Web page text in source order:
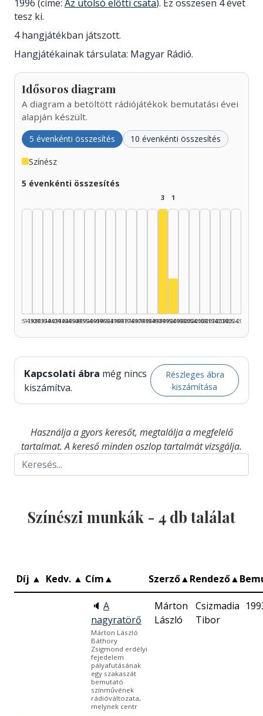
1996 (címe: Az utolsó előtti csata). Ez összesen 4 évet
tesz ki.
4 hangjátékban játszott.
Hangjátékainak társulata: Magyar Rádió.
Idősoros diagram
A diagram a betöltött rádiójátékok bemutatási évei
alapján készült.
5 évenkénti összesítés 10 évenkénti összesítés
Színész
5 évenkénti összesítés
1925–1929
1930–1934
1935–1939
1940–1944
1945–1949
1950–1954
1955–1959
1960–1964
1965–1969
1970–1974
1975–1979
1980–1984
1985–1989
3
1990–1994
1
1995–1999
2000–2004
2005–2009
2010–2014
2015–2019
2020–2024
2025–2026
Kapcsolati ábra még nincs
kiszámítva.
Részleges ábra
kiszámítása
Használja a gyors keresőt, megtalálja a megfelelő
tartalmat. A kereső minden oszlop tartalmát vizsgálja.
Színészi munkák - 4 db találat
Díj ▲ Kedv. ▲ Cím▲ Szerző▲Rendező▲
🔈 A
nagyratörő
Márton László
Báthory
Zsigmond erdélyi
fejedelem
pályafutásának
egy szakaszát
bemutató
színművének
rádióváltozata,
melynek centr
Márton
László
Csizmadia
Tibor